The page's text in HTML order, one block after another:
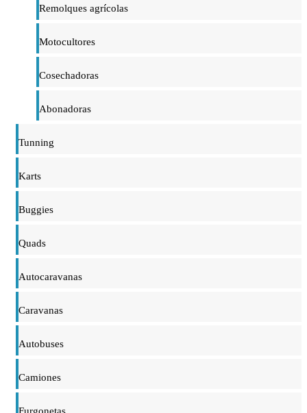
Remolques agrícolas
Motocultores
Cosechadoras
Abonadoras
Tunning
Karts
Buggies
Quads
Autocaravanas
Caravanas
Autobuses
Camiones